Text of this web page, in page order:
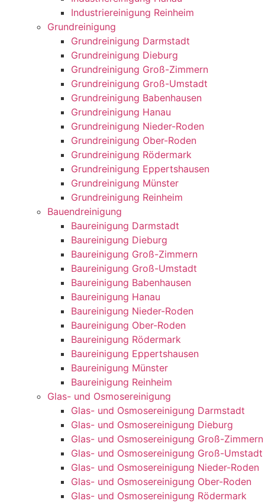
Industriereinigung Reinheim
Grundreinigung
Grundreinigung Darmstadt
Grundreinigung Dieburg
Grundreinigung Groß-Zimmern
Grundreinigung Groß-Umstadt
Grundreinigung Babenhausen
Grundreinigung Hanau
Grundreinigung Nieder-Roden
Grundreinigung Ober-Roden
Grundreinigung Rödermark
Grundreinigung Eppertshausen
Grundreinigung Münster
Grundreinigung Reinheim
Bauendreinigung
Baureinigung Darmstadt
Baureinigung Dieburg
Baureinigung Groß-Zimmern
Baureinigung Groß-Umstadt
Baureinigung Babenhausen
Baureinigung Hanau
Baureinigung Nieder-Roden
Baureinigung Ober-Roden
Baureinigung Rödermark
Baureinigung Eppertshausen
Baureinigung Münster
Baureinigung Reinheim
Glas- und Osmosereinigung
Glas- und Osmosereinigung Darmstadt
Glas- und Osmosereinigung Dieburg
Glas- und Osmosereinigung Groß-Zimmern
Glas- und Osmosereinigung Groß-Umstadt
Glas- und Osmosereinigung Nieder-Roden
Glas- und Osmosereinigung Ober-Roden
Glas- und Osmosereinigung Rödermark